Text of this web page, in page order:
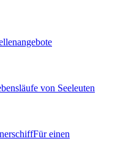
von Seeleuten
Für einen